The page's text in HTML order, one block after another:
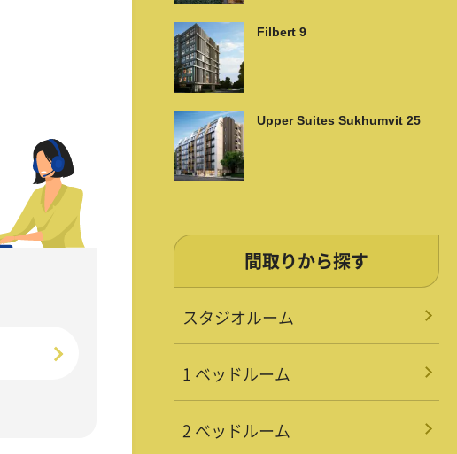
Filbert 9
Upper Suites Sukhumvit 25
間取りから探す
スタジオルーム
1 ベッドルーム
2 ベッドルーム